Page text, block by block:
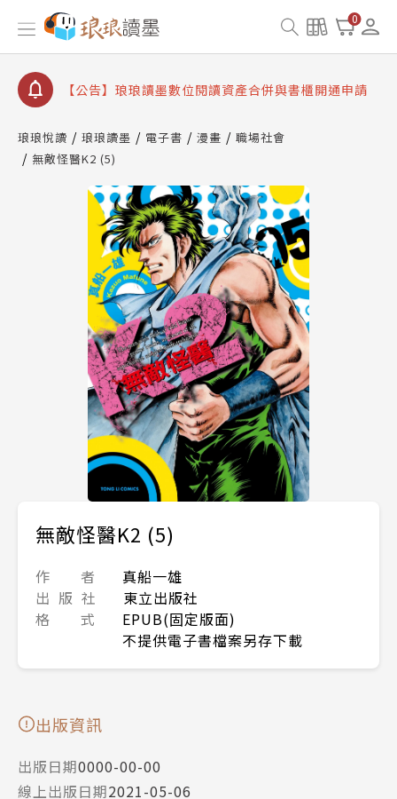
0
【公告】琅琅書店服務升級重要說明及資產合併結果
查詢
【公告】因 Readmoo 讀墨系統維護中，本站同步暫
【公告】琅琅讀墨數位閱讀資產合併與書櫃開通申請
【公告】琅琅讀墨 3 分鐘完成書櫃開通與資產合併申
請圖文教學
【公告】琅琅書店服務升級重要說明及資產合併結果
【公告】因 Readmoo 讀墨系統維護中，本站同步暫
停部分閱讀服務
琅琅悅讀 琅琅讀墨 電子書 漫畫
職場社會
無敵怪醫K2 (5)
無敵怪醫K2 (5)
作 者
真船一雄
出 版 社
東立出版社
格 式
EPUB(固定版面)
不提供電子書檔案另存下載
出版資訊
出版日期0000-00-00
線上出版日期2021-05-06